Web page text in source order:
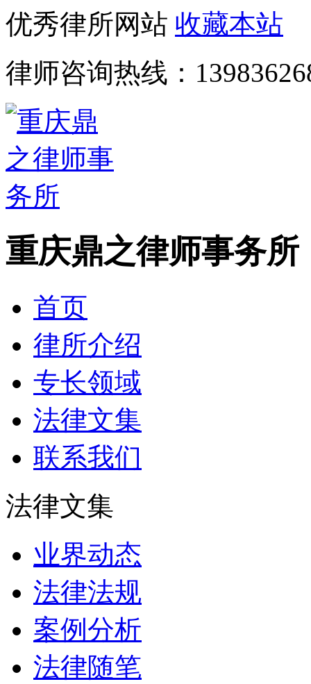
优秀律所网站 收藏本站
律师咨询热线：
重庆鼎之律师事务所
首页
律所介绍
专长领域
法律文集
联系我们
法律文集
业界动态
法律法规
案例分析
法律随笔